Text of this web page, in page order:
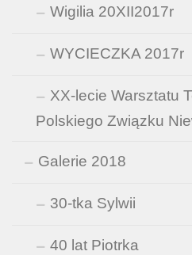
Wigilia 20XII2017r
WYCIECZKA 2017r
XX-lecie Warsztatu
Polskiego Związku
Galerie 2018
30-tka Sylwii
40 lat Piotrka